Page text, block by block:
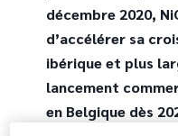
décembre 2020,
d’accélérer sa
ibérique et plus
lancement
en Belgique dès